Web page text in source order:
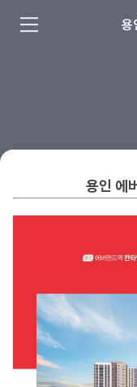
용
용인 에